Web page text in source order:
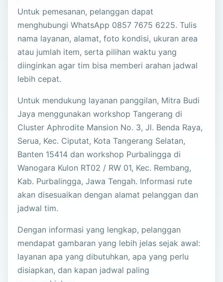
Untuk pemesanan, pelanggan dapat
menghubungi WhatsApp 0857 7675 6225. Tulis
nama layanan, alamat, foto kondisi, ukuran area
atau jumlah item, serta pilihan waktu yang
diinginkan agar tim bisa memberi arahan jadwal
lebih cepat.
Untuk mendukung layanan panggilan, Mitra Budi
Jaya menggunakan workshop Tangerang di
Cluster Aphrodite Mansion No. 3, Jl. Benda Raya,
Serua, Kec. Ciputat, Kota Tangerang Selatan,
Banten 15414 dan workshop Purbalingga di
Wanogara Kulon RT02 / RW 01, Kec. Rembang,
Kab. Purbalingga, Jawa Tengah. Informasi rute
akan disesuaikan dengan alamat pelanggan dan
jadwal tim.
Dengan informasi yang lengkap, pelanggan
mendapat gambaran yang lebih jelas sejak awal:
layanan apa yang dibutuhkan, apa yang perlu
disiapkan, dan kapan jadwal paling